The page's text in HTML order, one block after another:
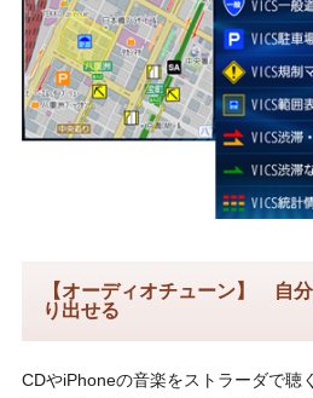
【オーディオチューン】 自
り出せる
CDやiPhoneの音楽をストラーダで聴